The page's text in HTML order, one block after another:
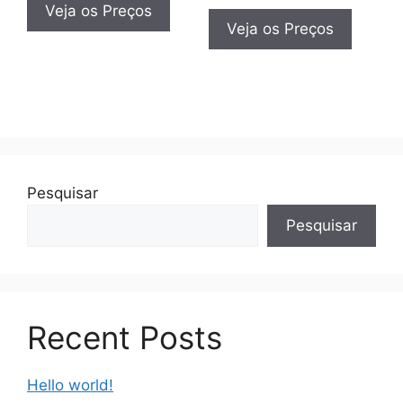
Veja os Preços
Veja os Preços
Pesquisar
Pesquisar
Recent Posts
Hello world!